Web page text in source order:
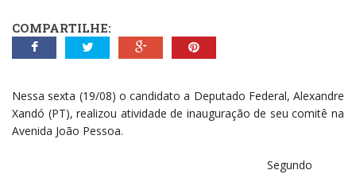
COMPARTILHE:
Nessa sexta (19/08) o candidato a Deputado Federal, Alexandre
Xandó (PT), realizou atividade de inauguração de seu comitê na
Avenida João Pessoa.
Segundo